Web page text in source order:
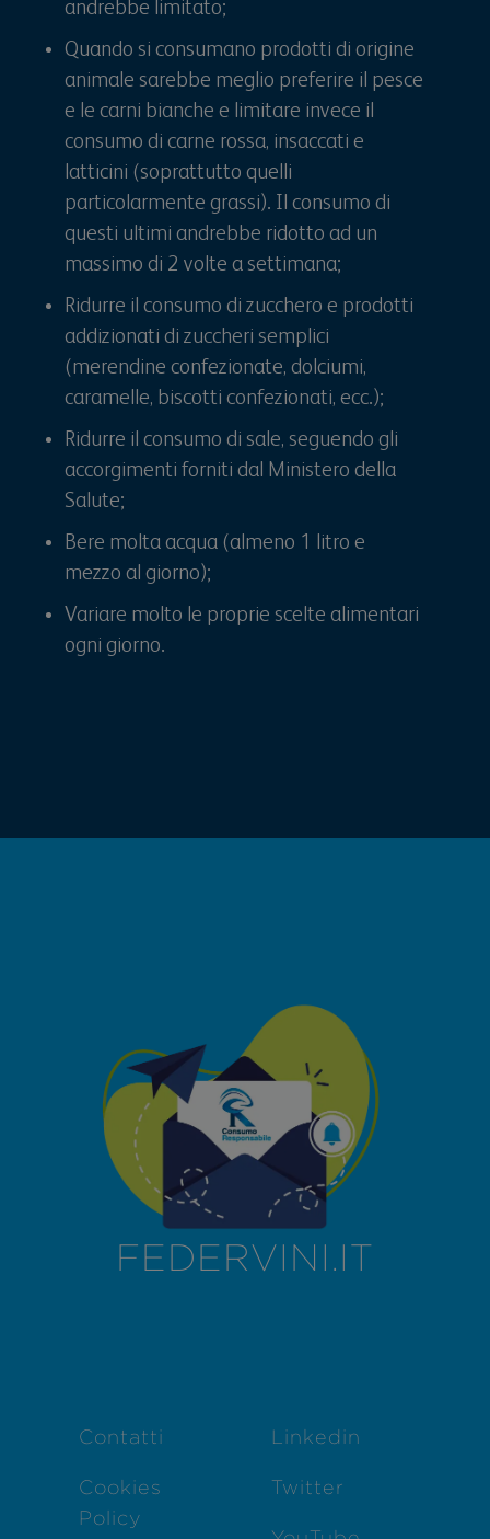
andrebbe limitato;
Quando si consumano prodotti di origine
animale sarebbe meglio preferire il pesce
e le carni bianche e limitare invece il
consumo di carne rossa, insaccati e
latticini (soprattutto quelli
particolarmente grassi). Il consumo di
questi ultimi andrebbe ridotto ad un
massimo di 2 volte a settimana;
Ridurre il consumo di zucchero e prodotti
addizionati di zuccheri semplici
(merendine confezionate, dolciumi,
caramelle, biscotti confezionati, ecc.);
Ridurre il consumo di sale, seguendo gli
accorgimenti forniti dal Ministero della
Salute;
Bere molta acqua (almeno 1 litro e
mezzo al giorno);
Variare molto le proprie scelte alimentari
ogni giorno.
FEDERVINI.IT
Contatti
Cookies
Policy
Linkedin
Twitter